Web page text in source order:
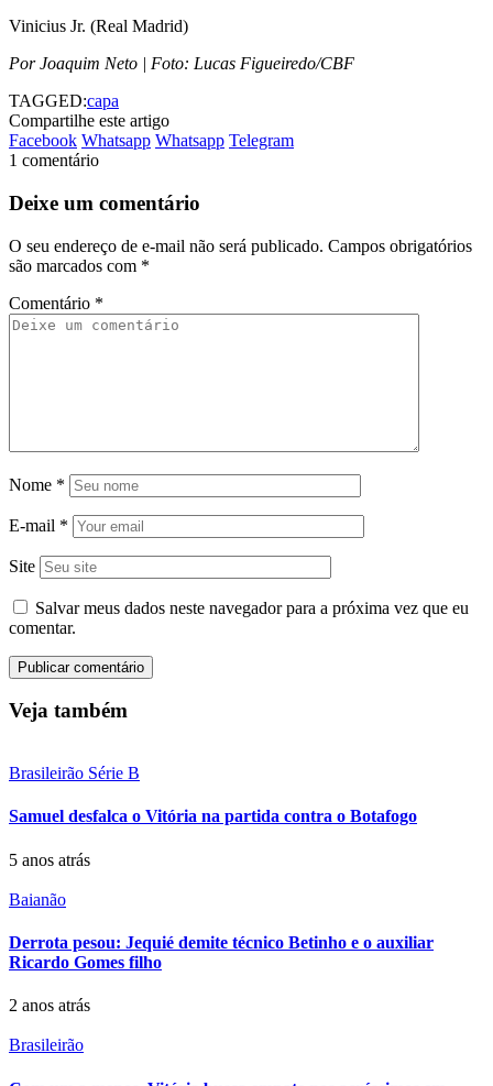
Vinicius Jr. (Real Madrid)
Por Joaquim Neto | Foto: Lucas Figueiredo/CBF
TAGGED:capa
Compartilhe este artigo
Facebook Whatsapp Whatsapp Telegram
1 comentário
Deixe um comentário
O seu endereço de e-mail não será publicado. Campos obrigatórios
são marcados com *
Comentário *
Nome *
E-mail *
Site
Salvar meus dados neste navegador para a próxima vez que eu
comentar.
Veja também
Brasileirão Série B
Samuel desfalca o Vitória na partida contra o Botafogo
5 anos atrás
Baianão
Derrota pesou: Jequié demite técnico Betinho e o auxiliar
Ricardo Gomes filho
2 anos atrás
Brasileirão